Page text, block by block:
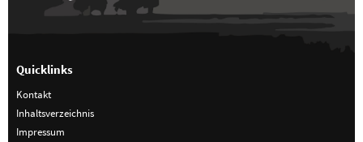
Quicklinks
Kontakt
Inhaltsverzeichnis
Impressum